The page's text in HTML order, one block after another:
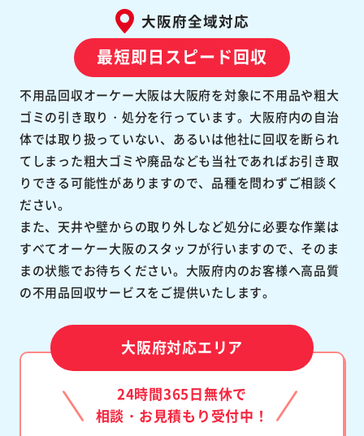
大阪府全域対応
最短即日スピード回収
不用品回収オーケー大阪は大阪府を対象に不用品や粗大
ゴミの引き取り・処分を行っています。大阪府内の自治
体では取り扱っていない、あるいは他社に回収を断られ
てしまった粗大ゴミや廃品なども当社であればお引き取
りできる可能性がありますので、品種を問わずご相談く
ださい。
また、天井や壁からの取り外しなど処分に必要な作業は
すべてオーケー大阪のスタッフが行いますので、そのま
まの状態でお待ちください。大阪府内のお客様へ高品質
の不用品回収サービスをご提供いたします。
大阪府対応エリア
24時間365日無休で
相談・お見積もり受付中！